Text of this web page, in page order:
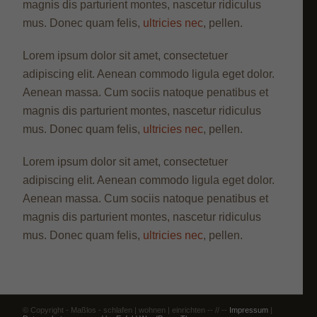
magnis dis parturient montes, nascetur ridiculus
mus. Donec quam felis, ultricies nec, pellen.
Lorem ipsum dolor sit amet, consectetuer
adipiscing elit. Aenean commodo ligula eget dolor.
Aenean massa. Cum sociis natoque penatibus et
magnis dis parturient montes, nascetur ridiculus
mus. Donec quam felis, ultricies nec, pellen.
Lorem ipsum dolor sit amet, consectetuer
adipiscing elit. Aenean commodo ligula eget dolor.
Aenean massa. Cum sociis natoque penatibus et
magnis dis parturient montes, nascetur ridiculus
mus. Donec quam felis, ultricies nec, pellen.
© Copyright - Maßlos - schlafen | wohnen | einrichten -- // -- Impressum |
Statistik Cookies erfassen Informationen anonym. Diese Informationen
helfen uns zu verstehen, wie unsere Besucher unsere Website nutzen.
Cookie-Informationen anzeigen
Externe Medien (2)
standardmäßig blockiert. Wenn Cookies von externen Medien akzeptiert
werden, bedarf der Zugriff auf diese Inhalte keiner manuellen Einwilligung
Cookie-Informationen anzeigen
Datenschutzerklärung